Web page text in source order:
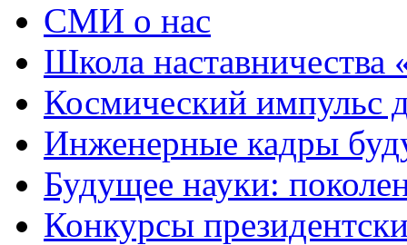
СМИ о нас
Школа
Космический импульс
Инженерные кадры
Будущее науки:
Конкурсы